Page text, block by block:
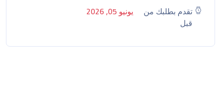
تقدم بطلبك من
قبل
يونيو 05, 2026